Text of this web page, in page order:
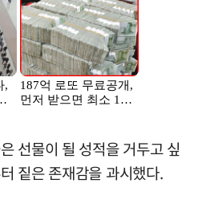
선물이 될 성적을 거두고 싶
짙은 존재감을 과시했다.